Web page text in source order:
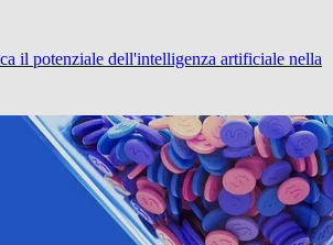
il potenziale dell'intelligenza artificiale nella